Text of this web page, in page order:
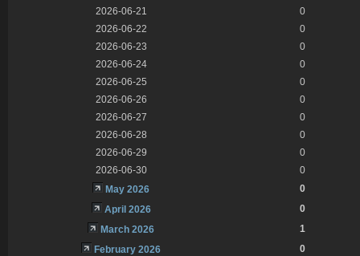
2026-06-21
0
2026-06-22
0
2026-06-23
0
2026-06-24
0
2026-06-25
0
2026-06-26
0
2026-06-27
0
2026-06-28
0
2026-06-29
0
2026-06-30
0
May 2026
0
April 2026
0
March 2026
1
February 2026
0